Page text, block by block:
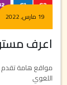
19 مارس, 2022
اعرف
مواقع هامة تقدم
اللغوي